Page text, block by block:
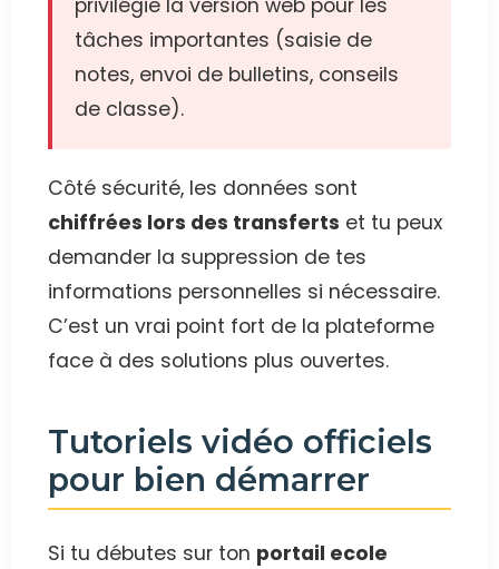
privilégie la version web pour les
tâches importantes (saisie de
notes, envoi de bulletins, conseils
de classe).
Côté sécurité, les données sont
chiffrées lors des transferts et tu peux
demander la suppression de tes
informations personnelles si nécessaire.
C’est un vrai point fort de la plateforme
face à des solutions plus ouvertes.
Tutoriels vidéo officiels
pour bien démarrer
Si tu débutes sur ton portail ecole